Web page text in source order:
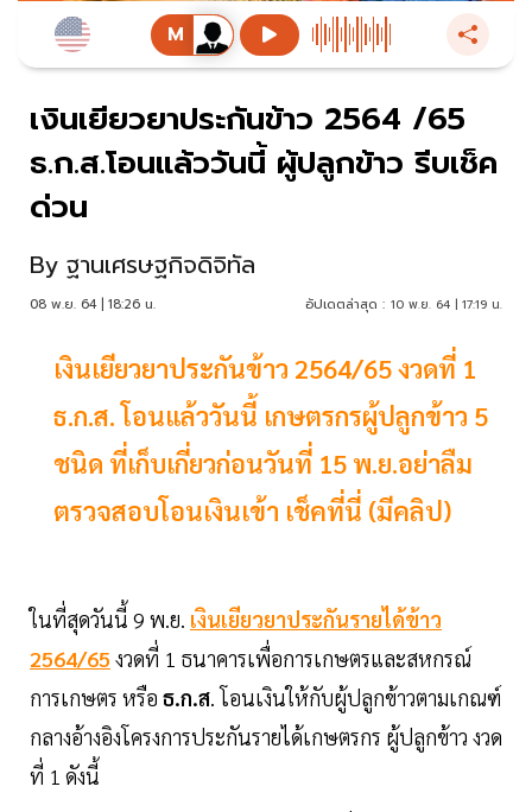
เงินเยียวยาประกันข้าว 2564 /65
ธ.ก.ส.โอนแล้ววันนี้ ผู้ปลูกข้าว รีบเช็ค
ด่วน
By ฐานเศรษฐกิจดิจิทัล
08 พ.ย. 64 | 18:26 น. อัปเดตล่าสุด : 10 พ.ย. 64 | 17:19 น.
เงินเยียวยาประกันข้าว 2564/65 งวดที่ 1
ธ.ก.ส. โอนแล้ววันนี้ เกษตรกรผู้ปลูกข้าว 5
ชนิด ที่เก็บเกี่ยวก่อนวันที่ 15 พ.ย.อย่าลืม
ตรวจสอบโอนเงินเข้า เช็คที่นี่ (มีคลิป)
ในที่สุดวันนี้ 9 พ.ย. เงินเยียวยาประกันรายได้ข้าว
2564/65 งวดที่ 1 ธนาคารเพื่อการเกษตรและสหกรณ์
การเกษตร หรือ ธ.ก.ส. โอนเงินให้กับผู้ปลูกข้าวตามเกณฑ์
กลางอ้างอิงโครงการประกันรายได้เกษตรกร ผู้ปลูกข้าว งวด
ที่ 1 ดังนี้